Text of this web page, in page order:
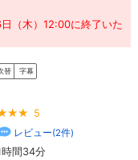
（木）12:00に終了いた
替 字幕
5
レビュー(2件)
時間34分